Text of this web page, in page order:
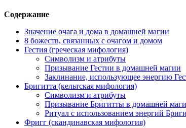
Содержание
Значение очага и дома в домашней магии
8 божеств, связанных с очагом и домом
Гестия (греческая мифология)
Символизм и атрибуты
Призывание Гестии в домашней магии
Заклинание, использующее энергию
Бригитта (кельтская мифология)
Символизм и атрибуты
Призывание Бригитты в домашней
Ритуал с использованием энергий
Фригг (скандинавская мифология)